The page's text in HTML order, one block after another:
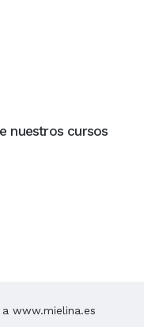
nuestros cursos
www.mielina.es